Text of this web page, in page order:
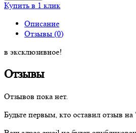
Купить в 1 клик
Описание
Отзывы (0)
в эксклюзивное!
Отзывы
Отзывов пока нет.
Будьте первым, кто оставил отзыв